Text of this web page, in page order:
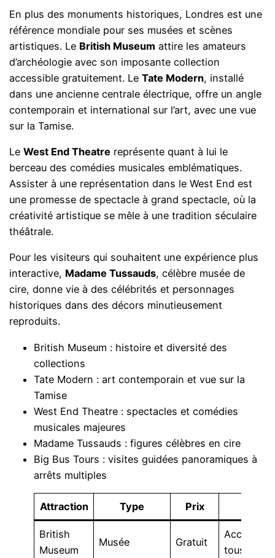
En plus des monuments historiques, Londres est une
référence mondiale pour ses musées et scènes
artistiques. Le British Museum attire les amateurs
d’archéologie avec son imposante collection
accessible gratuitement. LeTate Modern, installé
dans une ancienne centrale électrique, offre un angle
contemporain et international sur l’art, avec une vue
sur la Tamise.
LeWest End Theatre représente quant à lui le
berceau des comédies musicales emblématiques.
Assister à une représentation dans le West End est
une promesse de spectacle à grand spectacle, où la
créativité artistique se mêle à une tradition séculaire
théâtrale.
Pour les visiteurs qui souhaitent une expérience plus
interactive, Madame Tussauds, célèbre musée de
cire, donne vie à des célébrités et personnages
historiques dans des décors minutieusement
reproduits.
British Museum : histoire et diversité des
collections
Tate Modern : art contemporain et vue sur la
Tamise
West End Theatre : spectacles et comédies
musicales majeures
Madame Tussauds : figures célèbres en cire
Big Bus Tours : visites guidées panoramiques à
arrêts multiples
Attraction Type Prix
British
Museum
Musée Gratuit
Accessible
tous les